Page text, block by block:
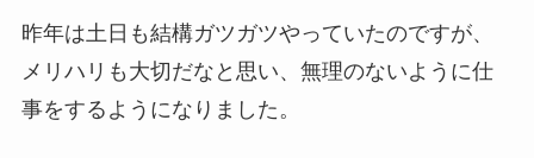
昨年は土日も結構ガツガツやっていたのですが、
メリハリも大切だなと思い、無理のないように仕
事をするようになりました。